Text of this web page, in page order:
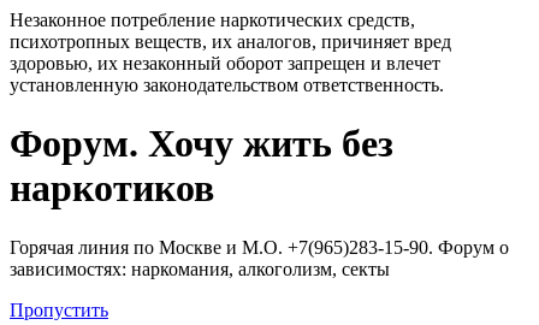
Незаконное потребление наркотических средств,
психотропных веществ, их аналогов, причиняет вред
здоровью, их незаконный оборот запрещен и влечет
установленную законодательством ответственность.
Регистрация
Форум. Хочу жить без
наркотиков
Горячая линия по Москве и М.О. +7(965)283-15-90. Форум о
зависимостях: наркомания, алкоголизм, секты
Пропустить